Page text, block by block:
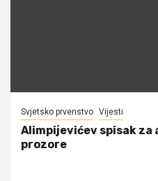
Svjetsko prvenstvo Vijesti
Alimpijevićev spisak za
prozore